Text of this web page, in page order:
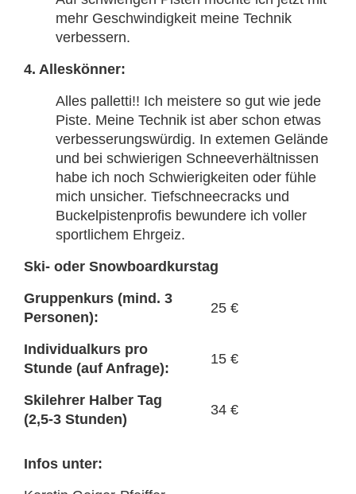
mehr Geschwindigkeit meine Technik
verbessern.
4. Alleskönner:
Alles palletti!! Ich meistere so gut wie jede
Piste. Meine Technik ist aber schon etwas
verbesserungswürdig. In extemen Gelände
und bei schwierigen Schneeverhältnissen
habe ich noch Schwierigkeiten oder fühle
mich unsicher. Tiefschneecracks und
Buckelpistenprofis bewundere ich voller
sportlichem Ehrgeiz.
Ski- oder Snowboardkurstag
Gruppenkurs (mind. 3
Personen):
25 €
Individualkurs pro
Stunde (auf Anfrage):
15 €
Skilehrer Halber Tag
(2,5-3 Stunden)
34 €
Infos unter: